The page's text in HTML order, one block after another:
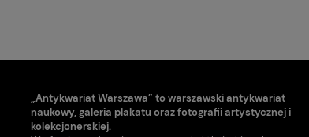
„Antykwariat Warszawa” to warszawski antykwariat
naukowy, galeria plakatu oraz fotografii artystycznej i
kolekcjonerskiej.